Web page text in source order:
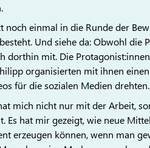
einmal in die Runde der
Und siehe da: Obwohl die
dorthin mit. Die
organisierten mit ihnen
für die sozialen Medien drehten.
mich nicht nur mit der Arbeit,
hat mir gezeigt, wie neue
erzeugen können, wenn man